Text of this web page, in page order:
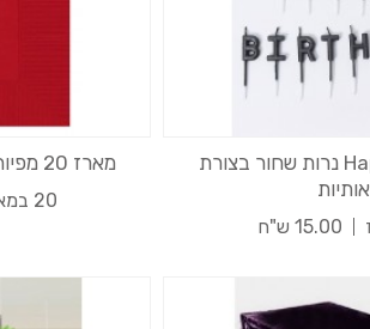
Happy Birthday נרות שחור בצורת
אותיות
15.00 ש"ח
מארז 20 מפיות דו שיכבתי צבע אדום
20 במארז